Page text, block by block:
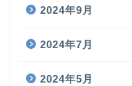
2024年9月
2024年7月
2024年5月